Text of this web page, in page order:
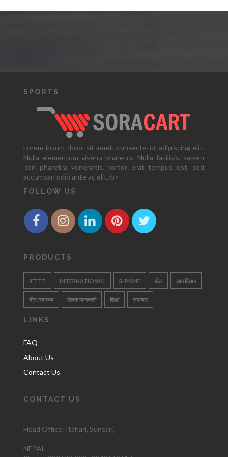
SPORTS
Lorem ipsum dolor sit amet, consectetur adipiscing elit.
Nulla elementum viverra pharetra. Nulla facilisis, sapien
non pharetra venenatis, tortor erat tempus est, sed
accumsan odio ante ac elit./p>
FOLLOW US
PRODUCTS
IFTTT INTERNATIONAL SHYANE खेल ज्ञान बिज्ञान
यौन /स्वास्थ्य रोचक जानकारी शिक्षा समाचार
LINKS
FAQ
About Us
Contact Us
CONTACT US
Head Office: Itahari, Sunsari,
NEPAL.